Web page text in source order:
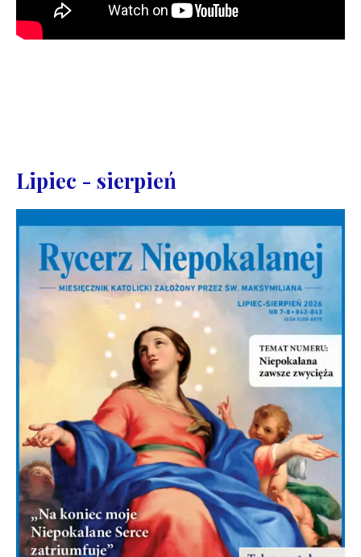
Lipiec - sierpień